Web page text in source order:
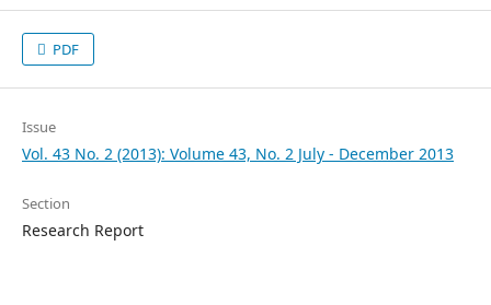
PDF
Issue
Vol. 43 No. 2 (2013): Volume 43, No. 2 July - December 2013
Section
Research Report